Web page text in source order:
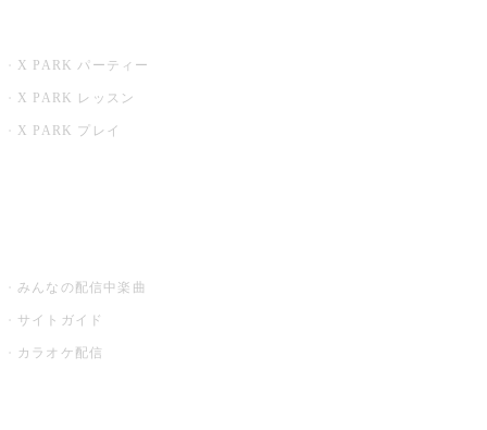
X PARK パーティー
X PARK レッスン
X PARK プレイ
みんなの配信中楽曲
サイトガイド
カラオケ配信